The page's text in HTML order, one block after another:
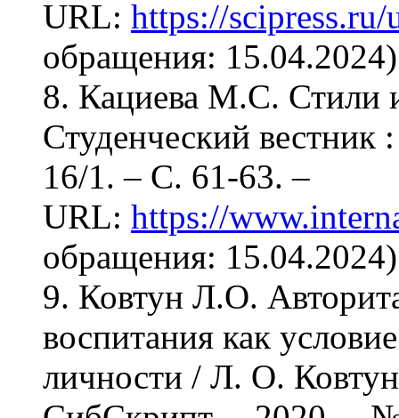
URL: https://
обращения:
8. Кациева М.С. Стили
Студенческий
16/1. – С. 61-63. –
URL: https://
обращения:
9. Ковтун Л.О.
воспитания как
личности / Л. О.